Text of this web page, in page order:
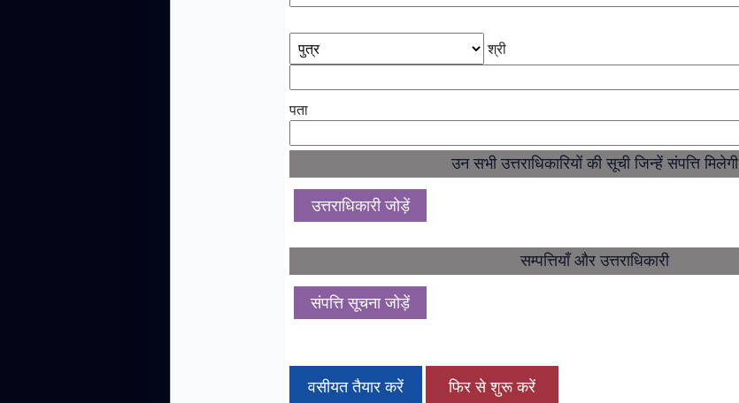
श्री
पता
उन सभी उत्तराधिकारियों की सूची जिन्हें संपत्ति मिलेगी
उत्तराधिकारी जोड़ें
सम्पत्तियाँ और उत्तराधिकारी
संपत्ति सूचना जोड़ें
वसीयत तैयार करें फिर से शुरू करें